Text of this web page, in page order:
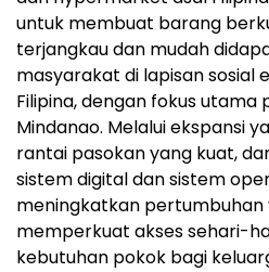
untuk membuat barang
terjangkau dan mudah
masyarakat di lapisan sosial
Filipina, dengan fokus utama
Mindanao. Melalui ekspansi
rantai pasokan yang kuat,
sistem digital dan sistem
meningkatkan pertumbuhan
memperkuat akses sehari-
kebutuhan pokok bagi